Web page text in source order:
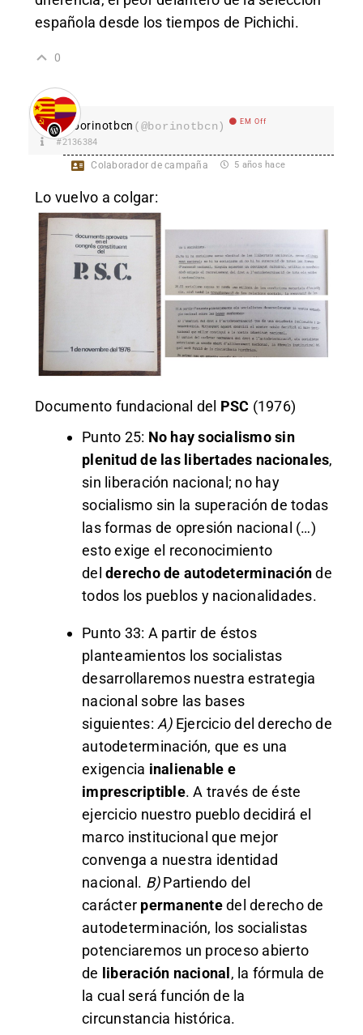
española desde los tiempos de Pichichi.
0
borinotbcn (@borinotbcn) EM Off
#2136384
Colaborador de campaña 5 años hace
Lo vuelvo a colgar:
Documento fundacional del PSC (1976)
Punto 25: No hay socialismo sin
plenitud de las libertades nacionales,
sin liberación nacional; no hay
socialismo sin la superación de todas
las formas de opresión nacional (…)
esto exige el reconocimiento
del derecho de autodeterminaciónde
todos los pueblos y nacionalidades.
Punto 33: A partir de éstos
planteamientos los socialistas
desarrollaremos nuestra estrategia
nacional sobre las bases
siguientes: A)Ejercicio del derecho de
autodeterminación, que es una
exigencia inalienable e
imprescriptible. A través de éste
ejercicio nuestro pueblo decidirá el
marco institucional que mejor
convenga a nuestra identidad
nacional. B)Partiendo del
carácter permanentedel derecho de
autodeterminación, los socialistas
potenciaremos un proceso abierto
de liberación nacional, la fórmula de
la cual será función de la
circunstancia histórica.